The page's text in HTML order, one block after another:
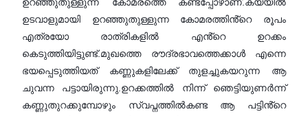
ഉടവാളുമായി ഉറഞ്ഞുതുള്ളുന്ന കോമരത്തിൻ്റെ രൂപം
എത്രയോ രാത്രികളിൽ എൻ്റെ ഉറക്കം
കെടുത്തിയിട്ടുണ്ട്.മുഖത്തെ രൗദ്രഭാവത്തെക്കാൾ എന്നെ
ഭയപ്പെടുത്തിയത് കണ്ണുകളിലേക്ക് തുളച്ചുകയറുന്ന ആ
ചുവന്ന പട്ടായിരുന്നു.ഉറക്കത്തിൽ നിന്ന് ഞെട്ടിയുണർന്ന്
കണ്ണുതുറക്കുമ്പോഴും സ്വപ്നത്തിൽകണ്ട ആ പട്ടിൻ്റെ